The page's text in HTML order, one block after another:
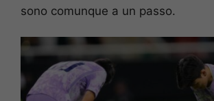
sono comunque a un passo.